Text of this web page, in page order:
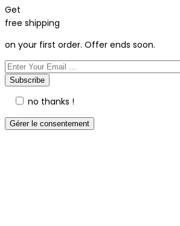
Get
free shipping
on your first order. Offer ends soon.
no thanks !
Gérer le consentement